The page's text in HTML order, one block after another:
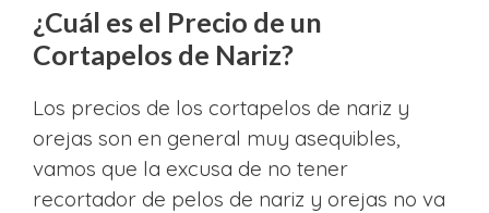
¿Cuál es el Precio de un
Cortapelos de Nariz?
Los precios de los cortapelos de nariz y
orejas son en general muy asequibles,
vamos que la excusa de no tener
recortador de pelos de nariz y orejas no va